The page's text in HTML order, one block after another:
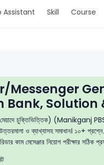
Assistant Skill Course
Messenger
Solution
বছর মেয়াদে চুক্তিভিত্তিক) (Manikganj
ও ব্যাখ্যাসহ সমাধান। ১০+ প্রশ্নে
কাম মেসেঞ্জার নিয়োগ পরীক্ষার সঠিক